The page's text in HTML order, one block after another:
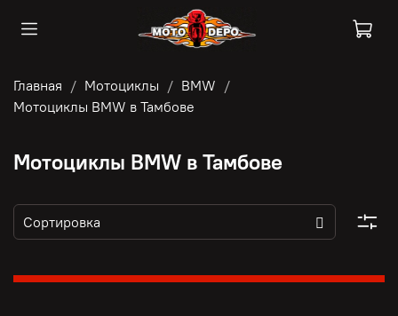
Главная Мотоциклы
BMW
Мотоциклы BMW в Тамбове
Мотоциклы BMW в Тамбове